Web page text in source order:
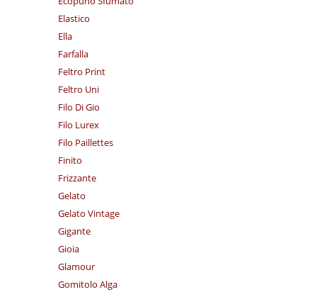
Elastico
Ella
Farfalla
Feltro Print
Feltro Uni
Filo Di Gio
Filo Lurex
Filo Paillettes
Finito
Frizzante
Gelato
Gelato Vintage
Gigante
Gioia
Glamour
Gomitolo Alga